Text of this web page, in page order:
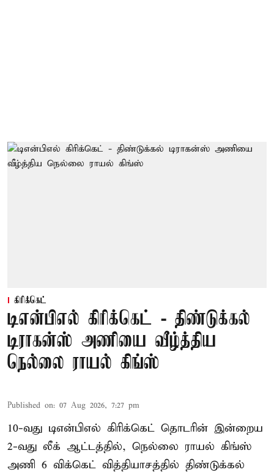
கிரிக்கெட்
டிஎன்பிஎல் கிரிக்கெட் - திண்டுக்கல்
டிராகன்ஸ் அணியை வீழ்த்திய
நெல்லை ராயல் கிங்ஸ்
Published on: 07 Aug 2026, 7:27 pm
10-வது டிஎன்பிஎல் கிரிக்கெட் தொடரின் இன்றைய
2-வது லீக் ஆட்டத்தில், நெல்லை ராயல் கிங்ஸ்
அணி 6 விக்கெட் வித்தியாசத்தில் திண்டுக்கல்